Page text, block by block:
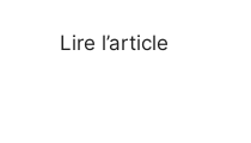
Lire l’article